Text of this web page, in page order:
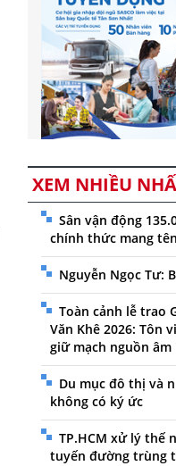
XEM NHIỀU
Sân vận động
chính thức mang
Nguyễn Ngọc Tư:
Toàn cảnh lễ trao
Văn Khê 2026: Tôn
giữ mạch nguồn âm
Du mục đô thị và
không có ký ức
TP.HCM xử lý thế
tuyến đường trùng